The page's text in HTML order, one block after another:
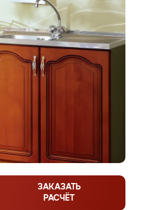
ЗАКАЗАТЬ
РАСЧЁТ